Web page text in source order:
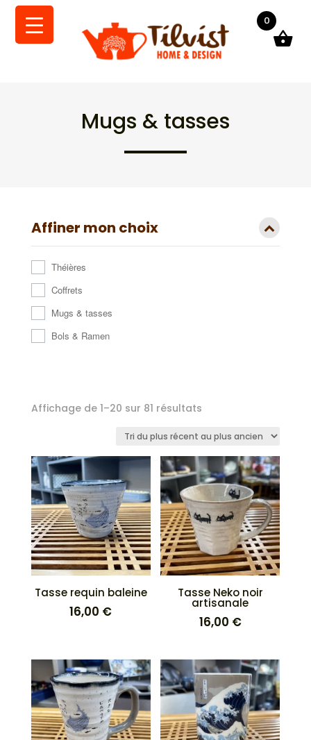
Mugs & tasses
Affiner mon choix
Théières
Coffrets
Mugs & tasses
Bols & Ramen
Affichage de 1–20 sur 81 résultatsTrié
plus
récent
au
plus
ancien
Tasse requin baleine
16,00 €
Tasse Neko noir
artisanale
16,00 €
0